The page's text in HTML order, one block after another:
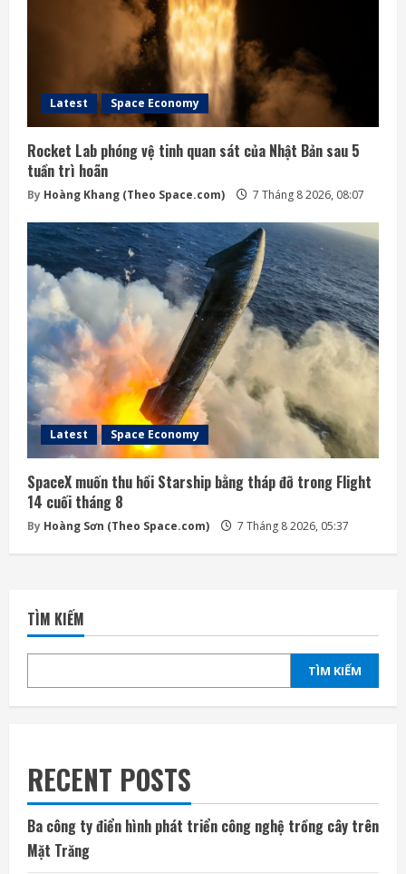
Latest Space Economy
Rocket Lab phóng vệ tinh quan sát của Nhật Bản sau 5
tuần trì hoãn
By Hoàng Khang (Theo Space.com) 7 Tháng 8 2026, 08:07
Latest Space Economy
SpaceX muốn thu hồi Starship bằng tháp đỡ trong Flight
14 cuối tháng 8
By Hoàng Sơn (Theo Space.com) 7 Tháng 8 2026, 05:37
TÌM KIẾM
TÌM KIẾM
RECENT POSTS
Ba công ty điển hình phát triển công nghệ trồng cây trên
Mặt Trăng